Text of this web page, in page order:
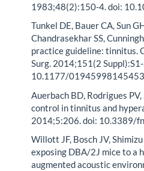
1983;48(2):150-4. doi:
Tunkel DE, Bauer CA, Sun
Chandrasekhar SS,
practice guideline: tinnitus.
Surg. 2014;151(2
10.1177/
Auerbach BD, Rodrigues
control in tinnitus and
2014;5:206. doi: 10.3389/
Willott JF, Bosch JV,
exposing DBA/2J mice to a
augmented acoustic